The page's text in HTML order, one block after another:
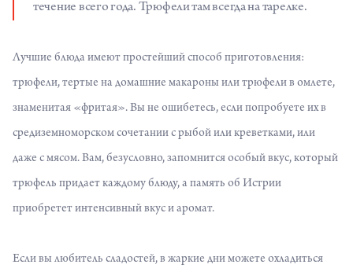
течение всего года. Трюфели там всегда на тарелке.
Лучшие блюда имеют простейший способ приготовления:
трюфели, тертые на домашние макароны или трюфели в омлете,
знаменитая «фритая». Вы не ошибетесь, если попробуете их в
средиземноморском сочетании с рыбой или креветками, или
даже с мясом. Вам, безусловно, запомнится особый вкус, который
трюфель придает каждому блюду, а память об Истрии
приобретет интенсивный вкус и аромат.
Если вы любитель сладостей, в жаркие дни можете охладиться